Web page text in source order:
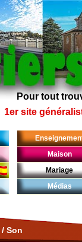
Pour tout
1er site
Maison
Mariage
Médias
/ Son